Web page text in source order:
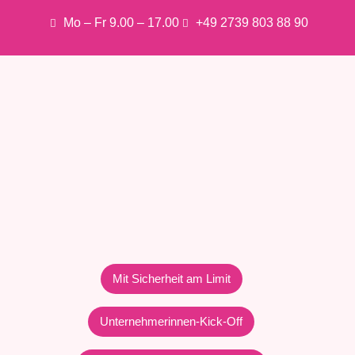
Mo – Fr 9.00 – 17.00 +49 2739 803 88 90
Mit Sicherheit am Limit
Unternehmerinnen-Kick-Off